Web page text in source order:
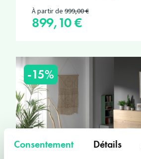
Consentement Détails
À partir dePrix de base
999,00 €
Prix
899,10 €
-15%